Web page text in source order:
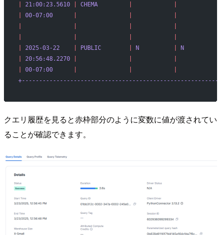
21:00:23.5610 | CHEMA
         |
00-07:00
      |
2025-03-22
    |
PUBLIC
        |
N N
20:56:48.2270 |
00-07:00
      |
クエリ履歴を見ると赤枠部分のように変数に値が渡されてい
ることが確認できます。